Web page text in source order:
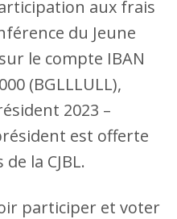
aux frais
du Jeune
le compte IBAN
(BGLLLULL),
2023 –
est offerte
la CJBL.
participer et voter